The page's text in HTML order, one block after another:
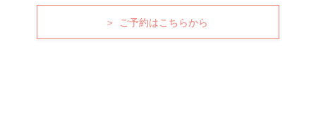
＞ ご予約はこちらから